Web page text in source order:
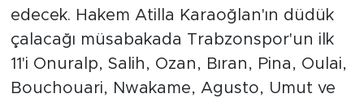
edecek. Hakem Atilla Karaoğlan'ın düdük
çalacağı müsabakada Trabzonspor'un ilk
11'i Onuralp, Salih, Ozan, Bıran, Pina, Oulai,
Bouchouari, Nwakame, Agusto, Umut ve